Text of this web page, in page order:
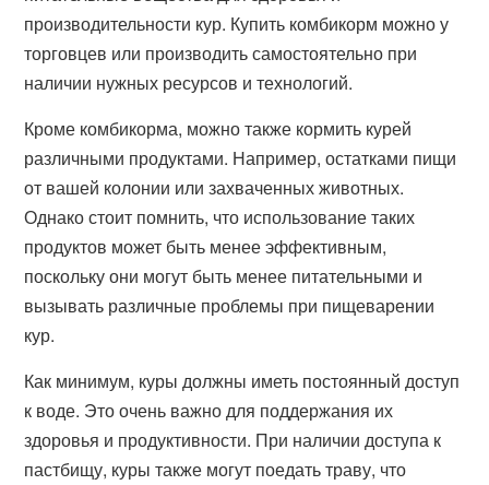
производительности кур. Купить комбикорм можно у
торговцев или производить самостоятельно при
наличии нужных ресурсов и технологий.
Кроме комбикорма, можно также кормить курей
различными продуктами. Например, остатками пищи
от вашей колонии или захваченных животных.
Однако стоит помнить, что использование таких
продуктов может быть менее эффективным,
поскольку они могут быть менее питательными и
вызывать различные проблемы при пищеварении
кур.
Как минимум, куры должны иметь постоянный доступ
к воде. Это очень важно для поддержания их
здоровья и продуктивности. При наличии доступа к
пастбищу, куры также могут поедать траву, что